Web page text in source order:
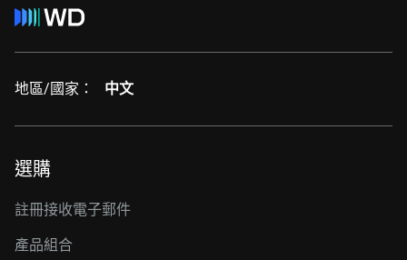
地區/國家： 中文
選購
註冊接收電子郵件
產品組合